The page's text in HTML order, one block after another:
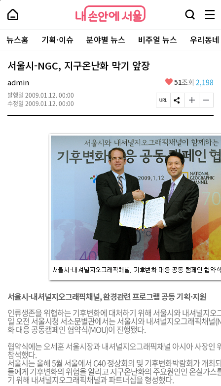
본
로
가
내
손
안
에
서
울
-
서
울
시
대
표
소
내
손
에
울
검
창
열
기
메
뉴
전
체
보
주
요
서
뉴스홈 기획·이슈 분야별 뉴스 비주얼 뉴스 우리동
서울시-NGC, 지구온난화 막기 앞장
admin
발행일 2009.01.12. 00:00
수정일 2009.01.12. 00:00
좋
요
51조회 2,198
페
이
R
L
복
사
S
N
유
하
기
글
자
크
게
변
경
하
기
글
자
작
게
변
경
하
기
서울시-내셔널지오그래픽채널, 환경관련 프로그램 공동 기획·지원
인류생존을 위협하는 기후변화에 대처하기 위해 서울시와 내셔널지오
일 오전 서울시청 서소문별관에서는 서울시와 내셔널지오그래픽채널
화 대응 공동캠페인 협약식(MOU)이 진행됐다.
협약식에는 오세훈 서울시장과 내셔널지오그래픽채널 아시아 사장인
참석했다.
서울시는 올해 5월 서울에서 C40 정상회의 및 기후변화박람회가 개최
들에게 기후변화의 위험을 알리고 지구온난화의 주요원인인 온실가스
기 위해 내셔널지오그래픽채널과 파트너십을 형성했다.
페
상
단
로